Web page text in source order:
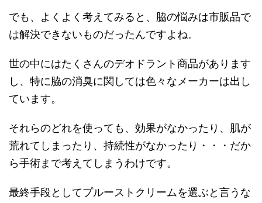
でも、よくよく考えてみると、脇の悩みは市販品で
は解決できないものだったんですよね。
世の中にはたくさんのデオドラント商品があります
し、特に脇の消臭に関しては色々なメーカーは出し
ています。
それらのどれを使っても、効果がなかったり、肌が
荒れてしまったり、持続性がなかったり・・・だか
ら手術まで考えてしまうわけです。
最終手段としてプルーストクリームを選ぶと言うな